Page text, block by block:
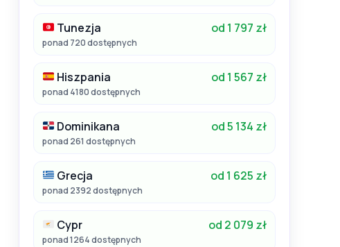
Tunezja od 1 797 zł
ponad 720 dostępnych
Hiszpania od 1 567 zł
ponad 4180 dostępnych
Dominikana od 5 134 zł
ponad 261 dostępnych
Grecja od 1 625 zł
ponad 2392 dostępnych
Cypr od 2 079 zł
ponad 1264 dostępnych